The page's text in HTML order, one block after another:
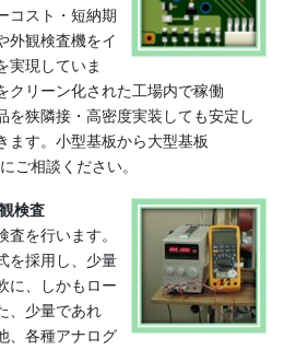
コスト・短納期
外観検査機をイ
実現していま
クリーン化された工場内で稼働
を狭隣接・高密度実装しても安定し
ます。小型基板から大型基板
ご相談ください。
検査
を行います。
を採用し、少量
に、しかもロー
、少量であれ
、各種アナログ